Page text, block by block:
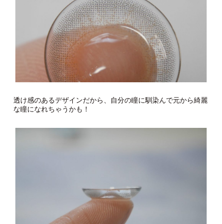
透け感のあるデザインだから、自分の瞳に馴染んで元から綺麗
な瞳になれちゃうかも！